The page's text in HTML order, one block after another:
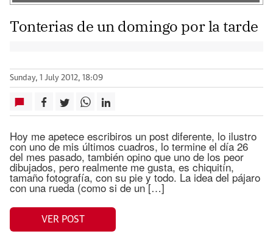
Tonterias de un domingo por la tarde
Sunday, 1 July 2012, 18:09
Hoy me apetece escribiros un post diferente, lo ilustro
con uno de mis últimos cuadros, lo termine el día 26
del mes pasado, también opino que uno de los peor
dibujados, pero realmente me gusta, es chiquitín,
tamaño fotografía, con su pie y todo. La idea del pájaro
con una rueda (como si de un […]
VER POST